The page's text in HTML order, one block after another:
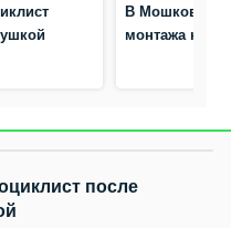
В Мошково
монтажа
после